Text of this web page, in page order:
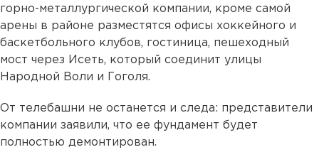
горно-металлургической компании, кроме самой
арены в районе разместятся офисы хоккейного и
баскетбольного клубов, гостиница, пешеходный
мост через Исеть, который соединит улицы
Народной Воли и Гоголя.
От телебашни не останется и следа: представители
компании заявили, что ее фундамент будет
полностью демонтирован.